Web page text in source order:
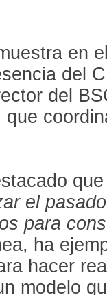
en
del
del
que
el
para
ha
hacer
modelo